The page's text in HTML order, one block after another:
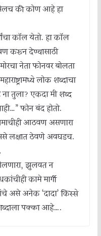
की कोण आहे हा
कॉल येतो. हा कॉल
करून देण्यासाठी
नेता फोनवर बोलता
लोक शब्दाचा
तुला? एकदा मी शब्द
फोन बंद होतो.
आठवण असणारा
लक्षात ठेवणे अवघडच.
झुलवत न
कामे मार्गी
असे अनेक ‘दादा’ किस्से
शब्दाला पक्का आहे….